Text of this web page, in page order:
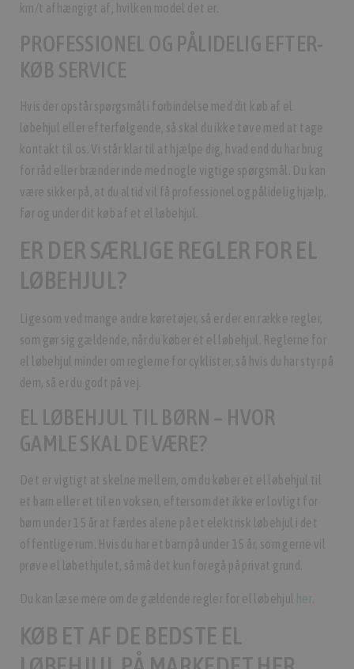
km/t afhængigt af, hvilken model det er.
PROFESSIONEL OG PÅLIDELIG EFTER-
KØB SERVICE
Hvis der opstår spørgsmål i forbindelse med dit køb af el
løbehjul eller efterfølgende, så skal du ikke tøve med at tage
kontakt til os. Vi står klar til at hjælpe dig, hvad end du har brug
for råd eller brænder inde med nogle vigtige spørgsmål. Du kan
være sikker på, at du altid vil få professionel og pålidelig hjælp,
før og under dit køb af et el løbehjul.
ER DER SÆRLIGE REGLER FOR EL
LØBEHJUL?
Ligesom ved mange andre køretøjer, så er der en række regler,
som gør sig gældende, når du køber et el løbehjul. Reglerne for
el løbehjul minder om reglerne for cyklister, så hvis du har styr på
dem, så er du godt på vej.
EL LØBEHJUL TIL BØRN – HVOR
GAMLE SKAL DE VÆRE?
Det er vigtigt at skelne mellem, om du køber et el løbehjul til
et barn eller et til en voksen, eftersom det ikke er lovligt for
børn under 15 år at færdes alene på et elektrisk løbehjul i det
offentlige rum. Hvis du har et barn på under 15 år, som gerne vil
prøve el løbethjulet, så må det kun foregå på privat grund.
Du kan læse mere om de gældende regler for el løbehjul her
KØB ET AF DE BEDSTE EL